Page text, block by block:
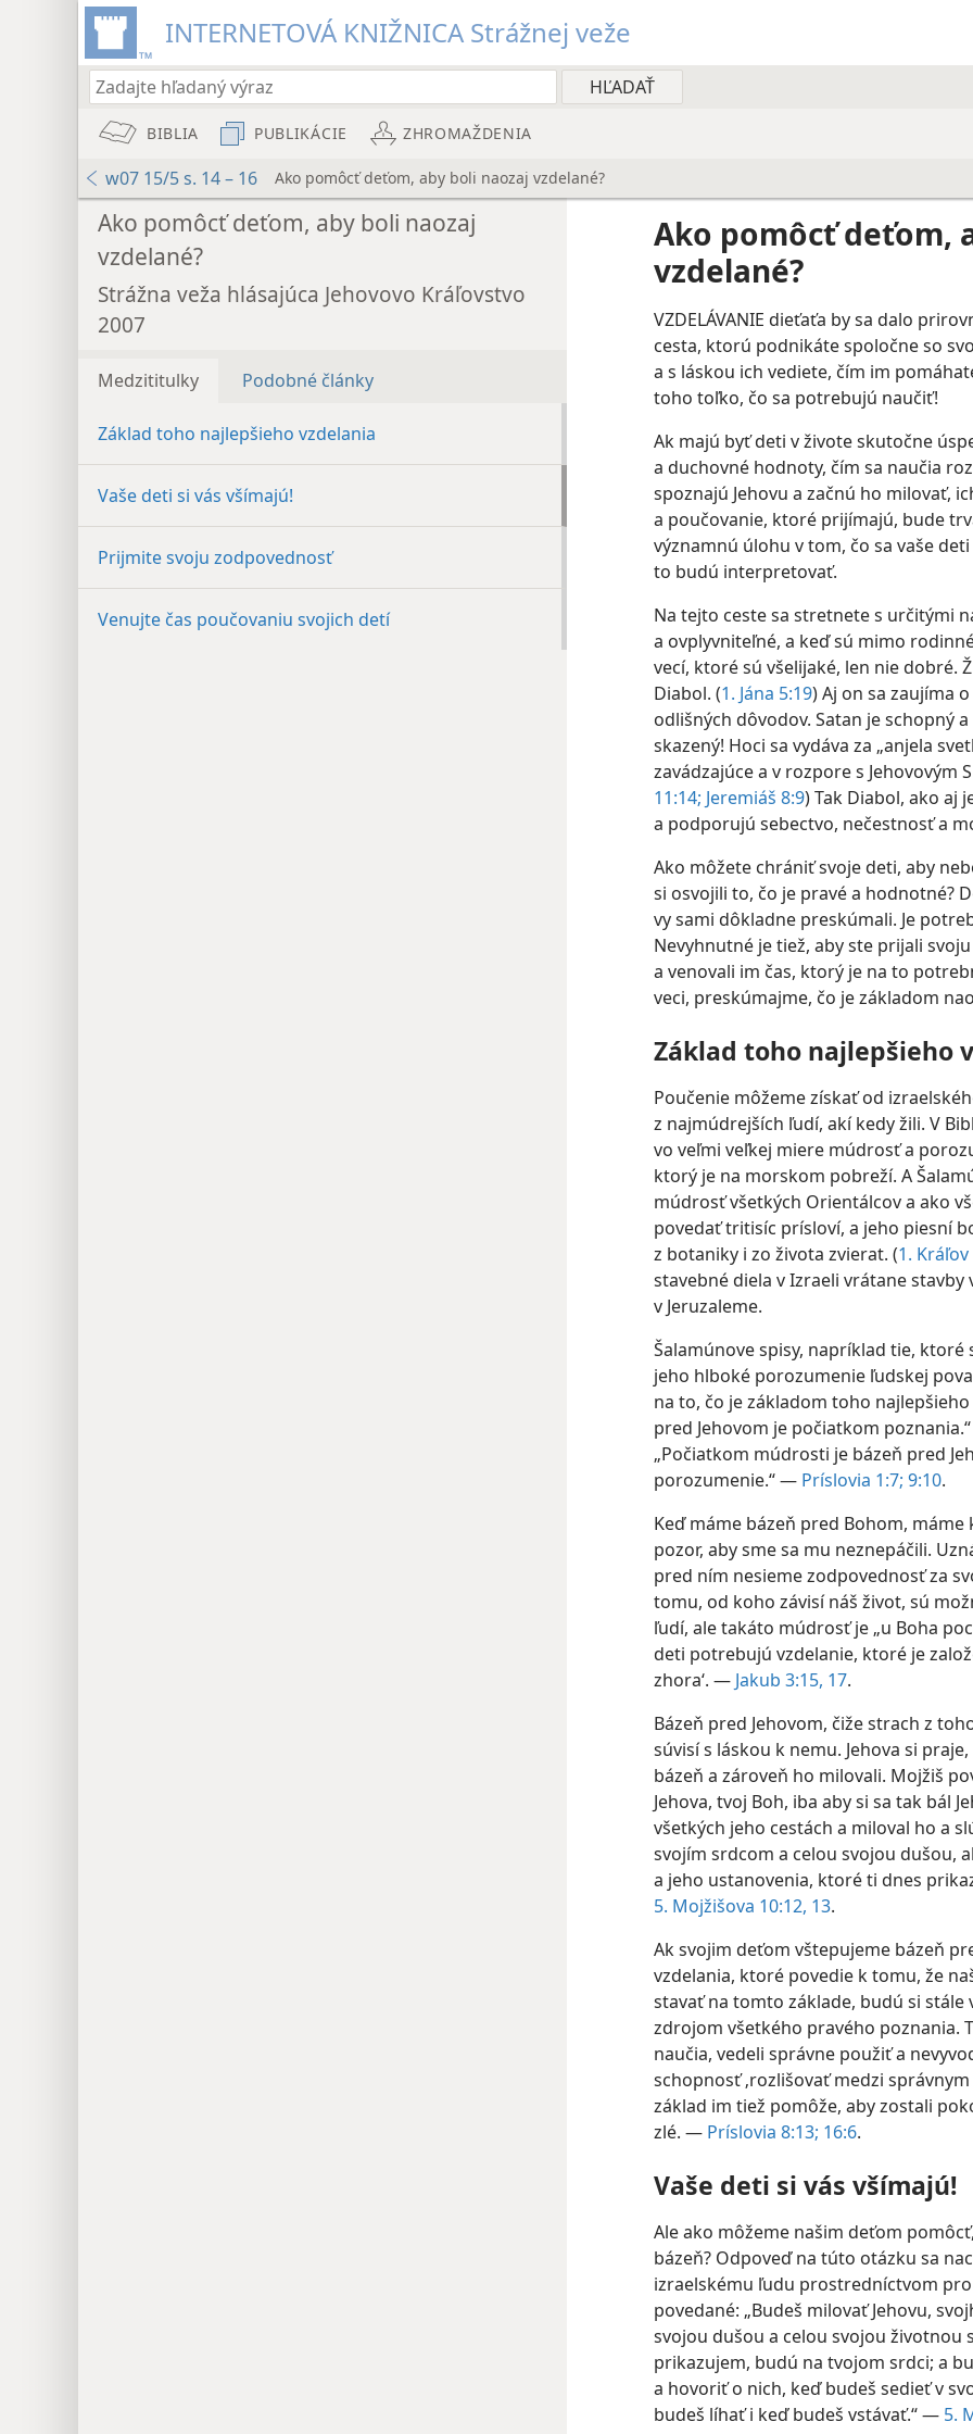
INTERNETOVÁ KNIŽNICA Strážnej veže
BIBLIA PUBLIKÁCIE ZHROMAŽDENIA
w07 15/5 s. 14 – 16 Ako pomôcť deťom, aby boli naozaj vzdelané?
Ako pomôcť deťom, aby boli naozaj
vzdelané?
Strážna veža hlásajúca Jehovovo Kráľovstvo
2007
Medzititulky Podobné články
Základ toho najlepšieho vzdelania
Vaše deti si vás všímajú!
Prijmite svoju zodpovednosť
Venujte čas poučovaniu svojich detí
Ako pomôcť deťom,
vzdelané?
VZDELÁVANIE dieťaťa by sa dalo
cesta, ktorú podnikáte spoločne so
a s láskou ich vediete, čím im
toho toľko, čo sa potrebujú naučiť!
Ak majú byť deti v živote skutočne
a duchovné hodnoty, čím sa naučia
spoznajú Jehovu a začnú ho milovať,
a poučovanie, ktoré prijímajú, bude
významnú úlohu v tom, čo sa vaše
to budú interpretovať.
Na tejto ceste sa stretnete s určitými
a ovplyvniteľné, a keď sú mimo
vecí, ktoré sú všelijaké, len nie dobré.
Diabol. (1. Jána 5:19) Aj on sa zaujíma
odlišných dôvodov. Satan je schopný
skazený! Hoci sa vydáva za „anjela
zavádzajúce a v rozpore s Jehovovým
11:14; Jeremiáš 8:9) Tak Diabol, ako aj
a podporujú sebectvo, nečestnosť a
Ako môžete chrániť svoje deti, aby
si osvojili to, čo je pravé a hodnotné?
vy sami dôkladne preskúmali. Je
Nevyhnutné je tiež, aby ste prijali
a venovali im čas, ktorý je na to
veci, preskúmajme, čo je základom
Základ toho najlepšieho
Poučenie môžeme získať od
z najmúdrejších ľudí, akí kedy žili. V
vo veľmi veľkej miere múdrosť a
ktorý je na morskom pobreží. A
múdrosť všetkých Orientálcov a ako
povedať tritisíc prísloví, a jeho piesní
z botaniky i zo života zvierat. (1. Kráľov
stavebné diela v Izraeli vrátane
v Jeruzaleme.
Šalamúnove spisy, napríklad tie,
jeho hlboké porozumenie ľudskej
na to, čo je základom toho
pred Jehovom je počiatkom
„Počiatkom múdrosti je bázeň pred
porozumenie.“ — Príslovia 1:7; 9:10.
Keď máme bázeň pred Bohom,
pozor, aby sme sa mu neznepáčili.
pred ním nesieme zodpovednosť za
tomu, od koho závisí náš život, sú
ľudí, ale takáto múdrosť je „u Boha
deti potrebujú vzdelanie, ktoré je
zhora‘. — Jakub 3:15, 17.
Bázeň pred Jehovom, čiže strach z
súvisí s láskou k nemu. Jehova si
bázeň a zároveň ho milovali. Mojžiš
Jehova, tvoj Boh, iba aby si sa tak bál
všetkých jeho cestách a miloval ho a
svojím srdcom a celou svojou dušou,
a jeho ustanovenia, ktoré ti dnes
5. Mojžišova 10:12, 13.
Ak svojim deťom vštepujeme bázeň
vzdelania, ktoré povedie k tomu, že
stavať na tomto základe, budú si
zdrojom všetkého pravého poznania.
naučia, vedeli správne použiť a
schopnosť ‚rozlišovať medzi správnym
základ im tiež pomôže, aby zostali
zlé. — Príslovia 8:13; 16:6.
Vaše deti si vás všímajú!
Ale ako môžeme našim deťom
bázeň? Odpoveď na túto otázku sa
izraelskému ľudu prostredníctvom
povedané: „Budeš milovať Jehovu,
svojou dušou a celou svojou životnou
prikazujem, budú na tvojom srdci; a
a hovoriť o nich, keď budeš sedieť v
budeš líhať i keď budeš vstávať.“ — 5.